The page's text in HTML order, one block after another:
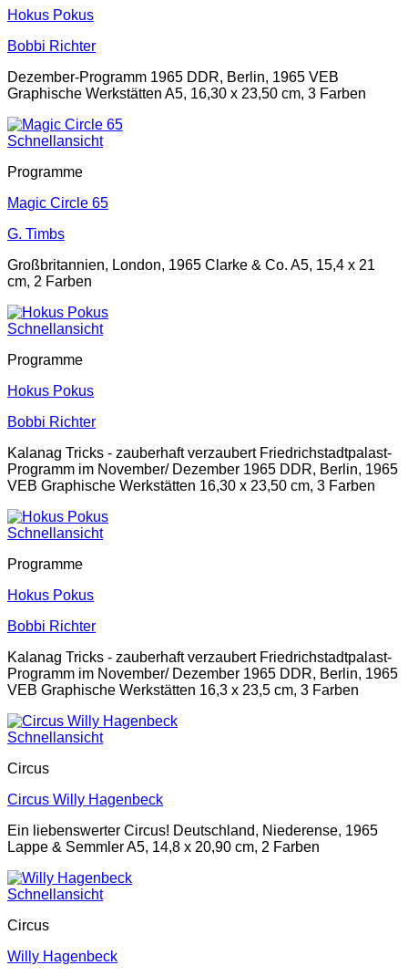
Hokus Pokus
Bobbi Richter
Dezember-Programm 1965 DDR, Berlin, 1965 VEB
Graphische Werkstätten A5, 16,30 x 23,50 cm, 3 Farben
Schnellansicht
Programme
Magic Circle 65
G. Timbs
Großbritannien, London, 1965 Clarke & Co. A5, 15,4 x 21
cm, 2 Farben
Schnellansicht
Programme
Hokus Pokus
Bobbi Richter
Kalanag Tricks - zauberhaft verzaubert Friedrichstadtpalast-
Programm im November/ Dezember 1965 DDR, Berlin, 1965
VEB Graphische Werkstätten 16,30 x 23,50 cm, 3 Farben
Schnellansicht
Programme
Hokus Pokus
Bobbi Richter
Kalanag Tricks - zauberhaft verzaubert Friedrichstadtpalast-
Programm im November/ Dezember 1965 DDR, Berlin, 1965
VEB Graphische Werkstätten 16,3 x 23,5 cm, 3 Farben
Schnellansicht
Circus
Circus Willy Hagenbeck
Ein liebenswerter Circus! Deutschland, Niederense, 1965
Lappe & Semmler A5, 14,8 x 20,90 cm, 2 Farben
Schnellansicht
Circus
Willy Hagenbeck